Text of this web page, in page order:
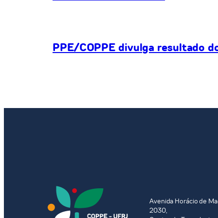
PPE/COPPE divulga resultado
Avenida Horácio de
2030,